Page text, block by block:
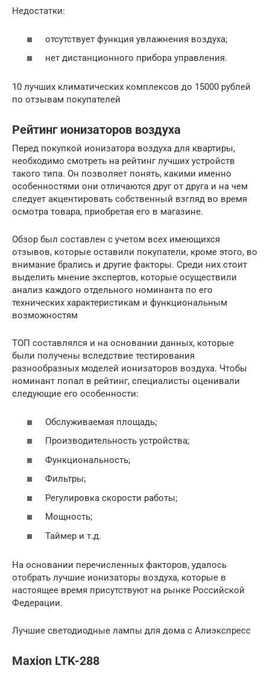
Недостатки:
отсутствует функция увлажнения воздуха;
нет дистанционного прибора управления.
10 лучших климатических комплексов до 15000 рублей
по отзывам покупателей
Рейтинг ионизаторов воздуха
Перед покупкой ионизатора воздуха для квартиры,
необходимо смотреть на рейтинг лучших устройств
такого типа. Он позволяет понять, какими именно
особенностями они отличаются друг от друга и на чем
следует акцентировать собственный взгляд во время
осмотра товара, приобретая его в магазине.
Обзор был составлен с учетом всех имеющихся
отзывов, которые оставили покупатели, кроме этого, во
внимание брались и другие факторы. Среди них стоит
выделить мнение экспертов, которые осуществили
анализ каждого отдельного номинанта по его
технических характеристикам и функциональным
возможностям
ТОП составлялся и на основании данных, которые
были получены вследствие тестирования
разнообразных моделей ионизаторов воздуха. Чтобы
номинант попал в рейтинг, специалисты оценивали
следующие его особенности:
Обслуживаемая площадь;
Производительность устройства;
Функциональность;
Фильтры;
Регулировка скорости работы;
Мощность;
Таймер и т.д.
На основании перечисленных факторов, удалось
отобрать лучшие ионизаторы воздуха, которые в
настоящее время присутствуют на рынке Российской
Федерации.
Лучшие светодиодные лампы для дома с Алиэкспресс
Maxion LTK-288